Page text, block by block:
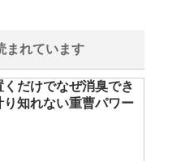
まれています
くだけでなぜ消臭でき
り知れない重曹パワー